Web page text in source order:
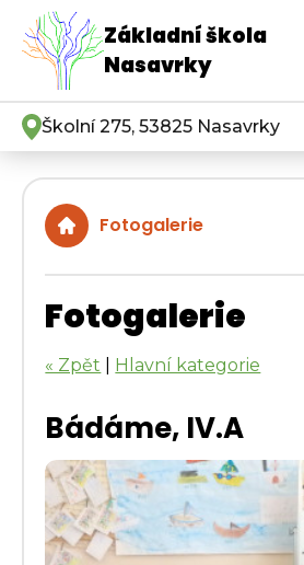
Základní škola
Nasavrky
Školní 275, 53825 Nasavrky
Fotogalerie
Fotogalerie
« Zpět Hlavní kategorie
Bádáme, IV.A